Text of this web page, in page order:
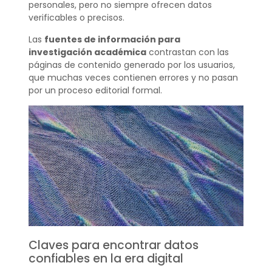
personales, pero no siempre ofrecen datos
verificables o precisos.
Las fuentes de información para
investigación académicacontrastan con las
páginas de contenido generado por los usuarios,
que muchas veces contienen errores y no pasan
por un proceso editorial formal.
Claves para encontrar datos
confiables en la era digital